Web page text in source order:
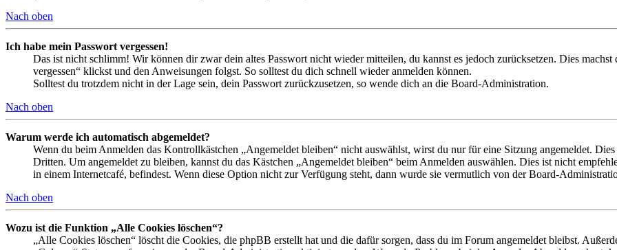
Nach oben
Ich habe mein Passwort vergessen!
Das ist nicht schlimm! Wir können dir zwar dein altes Passwort nicht wieder mitteilen, du kannst es jedoch zurücksetzen. Dies
vergessen“ klickst und den Anweisungen folgst. So solltest du dich schnell wieder anmelden können.
Solltest du trotzdem nicht in der Lage sein, dein Passwort zurückzusetzen, so wende dich an die Board-Administration.
Nach oben
Warum werde ich automatisch abgemeldet?
Wenn du beim Anmelden das Kontrollkästchen „Angemeldet bleiben“ nicht auswählst, wirst du nur für eine Sitzung angemeldet.
Dritten. Um angemeldet zu bleiben, kannst du das Kästchen „Angemeldet bleiben“ beim Anmelden auswählen. Dies ist nicht
in einem Internetcafé, befindest. Wenn diese Option nicht zur Verfügung steht, dann wurde sie vermutlich von der Board-
Nach oben
Wozu ist die Funktion „Alle Cookies löschen“?
„Alle Cookies löschen“ löscht die Cookies, die phpBB erstellt hat und die dafür sorgen, dass du im Forum angemeldet bleibst.